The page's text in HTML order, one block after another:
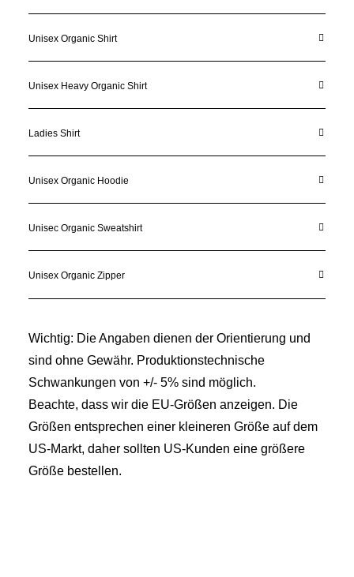
Unisex Organic Shirt
Unisex Heavy Organic Shirt
Ladies Shirt
Unisex Organic Hoodie
Unisec Organic Sweatshirt
Unisex Organic Zipper
Wichtig: Die Angaben dienen der Orientierung und
sind ohne Gewähr. Produktionstechnische
Schwankungen von +/- 5% sind möglich.
Beachte, dass wir die EU-Größen anzeigen. Die
Größen entsprechen einer kleineren Größe auf dem
US-Markt, daher sollten US-Kunden eine größere
Größe bestellen.